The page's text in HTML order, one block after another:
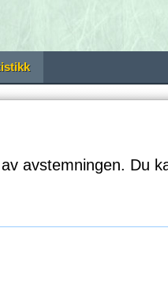
avstemningen. Du